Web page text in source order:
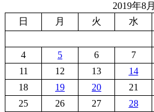
2019年8月
日
月 火 水
4
5 6 7
11
12 13 14
18
19 20 21
25
26 27 28